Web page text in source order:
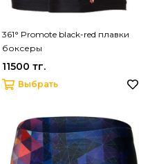
361° Promote black-red плавки
боксеры
11500 тг.
Выбрать